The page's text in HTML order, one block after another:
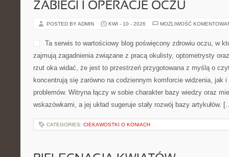
ZABIEGI I OPERACJE OCZU
POSTED BY ADMIN KWI - 10 - 2026 MOŻLIWOŚĆ
Ta serwis to wartościowy blog poświęcony zdrowiu oczu, w
zajmują zagadnienia związane z pracą okulisty, optometrysty
rzut oka widać, że jest to przestrzeń przygotowana z myślą o
koncentrują się zarówno na codziennym komforcie widzenia, jak i
problemów. Witryna łączy w sobie charakter bazy wiedzy oraz
wskazówkami, a jej układ sugeruje stały rozwój bazy artykułów.
CATEGORIES: CIEKAWOSTKI O KONIACH